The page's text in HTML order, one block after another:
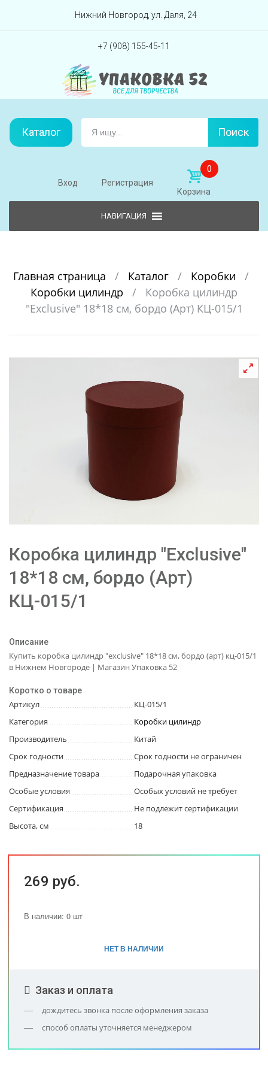
Перейти вниз
Нижний Новгород, ул. Даля, 24
+7 (908) 155-45-11
Каталог Поиск
Вход Регистрация
0
Корзина
Главная страница / Каталог / Коробки
/
Коробки цилиндр
/
Коробка цилиндр
"Exclusive" 18*18 см, бордо (Арт) КЦ-015/1
Коробка цилиндр "Exclusive"
18*18 см, бордо (Арт)
КЦ-015/1
Описание
Купить коробка цилиндр "exclusive" 18*18 см, бордо (арт) кц-015/1
в Нижнем Новгороде | Магазин Упаковка 52
Коротко о товаре
Артикул
КЦ-015/1
Категория
Коробки цилиндр
Производитель
Китай
Срок годности
Срок годности не ограничен
Предназначение товара
Подарочная упаковка
Особые условия
Особых условий не требует
Сертификация
Не подлежит сертификации
Высота, см
18
269 руб.
В наличии: 0 шт
НЕТ В НАЛИЧИИ
Заказ и оплата
дождитесь звонка после оформления заказа
способ оплаты уточняется менеджером